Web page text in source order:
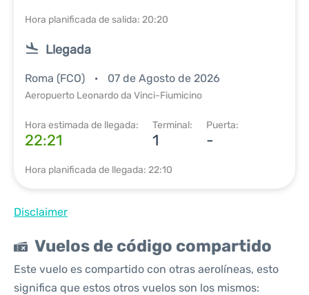
Hora planificada de salida: 20:20
Llegada
Roma (FCO) 07 de Agosto de 2026
Aeropuerto Leonardo da Vinci-Fiumicino
Hora estimada de llegada:
22:21
Terminal:
1
Puerta:
-
Hora planificada de llegada: 22:10
Disclaimer
Vuelos de código compartido
Este vuelo es compartido con otras aerolíneas, esto
significa que estos otros vuelos son los mismos: